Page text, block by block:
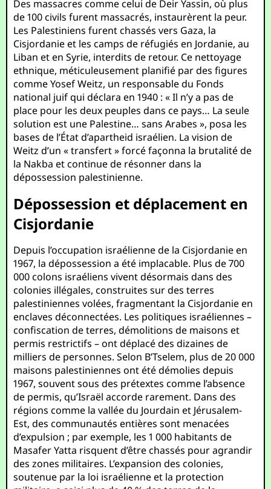
Des massacres comme celui de Deir Yassin, où plus
de 100 civils furent massacrés, instaurèrent la peur.
Les Palestiniens furent chassés vers Gaza, la
Cisjordanie et les camps de réfugiés en Jordanie, au
Liban et en Syrie, interdits de retour. Ce nettoyage
ethnique, méticuleusement planifié par des figures
comme Yosef Weitz, un responsable du Fonds
national juif qui déclara en 1940 : « Il n’y a pas de
place pour les deux peuples dans ce pays… La seule
solution est une Palestine… sans Arabes », posa les
bases de l’État d’apartheid israélien. La vision de
Weitz d’un « transfert » forcé façonna la brutalité de
la Nakba et continue de résonner dans la
dépossession palestinienne.
Dépossession et déplacement en
Cisjordanie
Depuis l’occupation israélienne de la Cisjordanie en
1967, la dépossession a été implacable. Plus de 700
000 colons israéliens vivent désormais dans des
colonies illégales, construites sur des terres
palestiniennes volées, fragmentant la Cisjordanie en
enclaves déconnectées. Les politiques israéliennes –
confiscation de terres, démolitions de maisons et
permis restrictifs – ont déplacé des dizaines de
milliers de personnes. Selon B’Tselem, plus de 20 000
maisons palestiniennes ont été démolies depuis
1967, souvent sous des prétextes comme l’absence
de permis, qu’Israël accorde rarement. Dans des
régions comme la vallée du Jourdain et Jérusalem-
Est, des communautés entières sont menacées
d’expulsion ; par exemple, les 1 000 habitants de
Masafer Yatta risquent d’être chassés pour agrandir
des zones militaires. L’expansion des colonies,
soutenue par la loi israélienne et la protection